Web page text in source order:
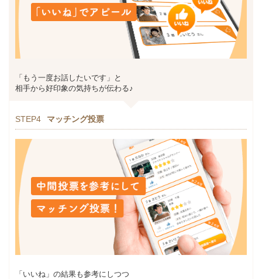
「もう一度お話したいです」と
相手から好印象の気持ちが伝わる♪
STEP4 マッチング投票
「いいね」の結果も参考にしつつ